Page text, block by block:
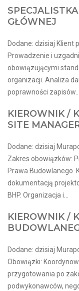
GŁÓWNEJ
Dodane: dzisiaj Klient
Prowadzenie i
obowiązującymi
organizacji. Analiza
poprawności zapisów...
KIEROWNIK /
SITE
Dodane: dzisiaj
Zakres obowiązków:
Prawa Budowlanego.
dokumentacją
BHP. Organizacja i...
KIEROWNIK /
Dodane: dzisiaj
Obowiązki:
przygotowania po
podwykonawców,